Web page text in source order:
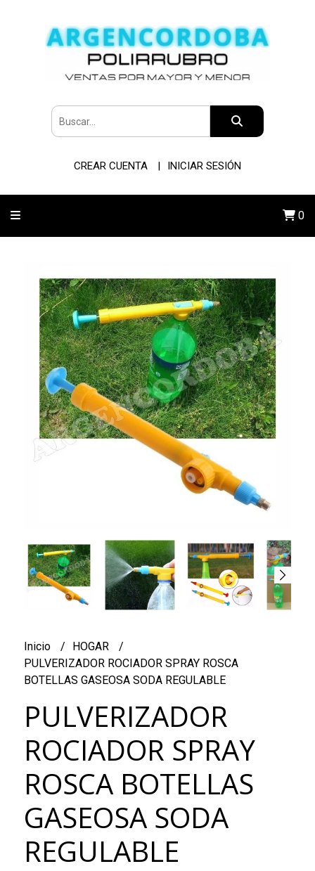
CREAR CUENTA INICIAR SESIÓN
0
Inicio
HOGAR
PULVERIZADOR ROCIADOR SPRAY ROSCA
BOTELLAS GASEOSA SODA REGULABLE
PULVERIZADOR
ROCIADOR SPRAY
ROSCA BOTELLAS
GASEOSA SODA
REGULABLE